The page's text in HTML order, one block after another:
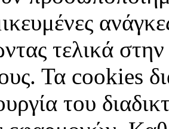
τελικά
Τα cookies
του